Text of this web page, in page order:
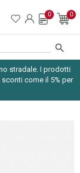

0 0
stradale. I prodotti
come il 5% per